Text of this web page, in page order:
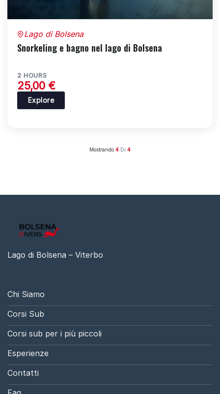
Lago di Bolsena
Snorkeling e bagno nel lago di Bolsena
2 HOURS
25,00 €
Explore
Mostrando 4 Di 4
Lago di Bolsena – Viterbo
Chi Siamo
Corsi Sub
Corsi sub per i più piccoli
Esperienze
Contatti